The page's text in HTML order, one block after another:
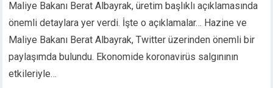
panel
panel
panel
panel
panel
Maliye Bakanı Berat Albayrak, üretim başlıklı açıklamasında
önemli detaylara yer verdi. İşte o açıklamalar… Hazine ve
Maliye Bakanı Berat Albayrak, Twitter üzerinden önemli bir
paylaşımda bulundu. Ekonomide koronavirüs salgınının
etkileriyle…